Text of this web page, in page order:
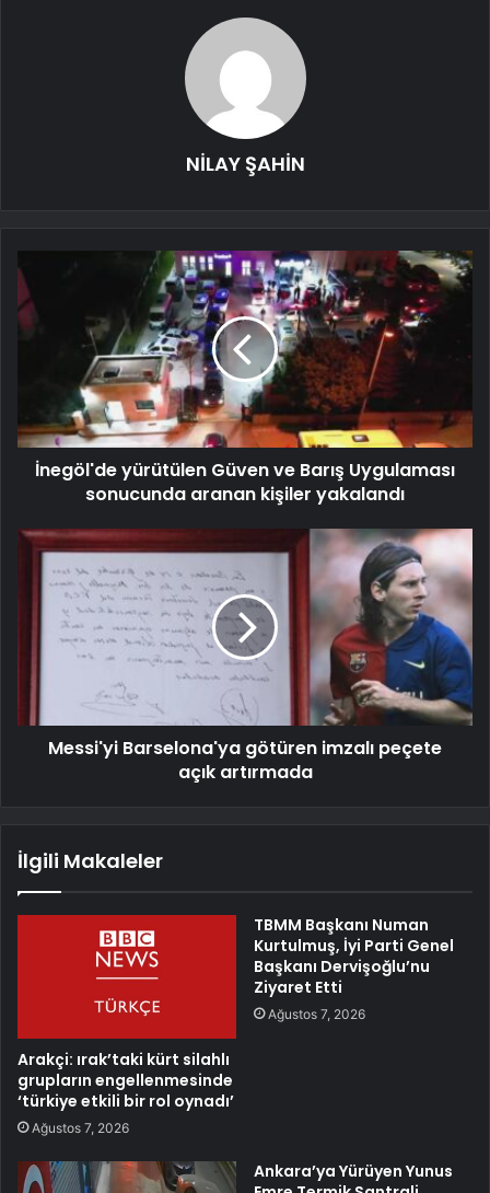
NİLAY ŞAHİN
İnegöl'de yürütülen Güven ve Barış Uygulaması
sonucunda aranan kişiler yakalandı
Messi'yi Barselona'ya götüren imzalı peçete
açık artırmada
İlgili Makaleler
Arakçi: ırak’taki kürt silahlı
grupların engellenmesinde
‘türkiye etkili bir rol oynadı’
Ağustos 7, 2026
TBMM Başkanı Numan
Kurtulmuş, İyi Parti Genel
Başkanı Dervişoğlu’nu
Ziyaret Etti
Ağustos 7, 2026
Ankara’ya Yürüyen Yunus